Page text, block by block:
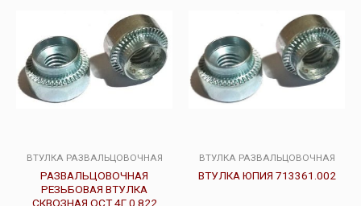
ВТУЛКА РАЗВАЛЬЦОВОЧНАЯ
РАЗВАЛЬЦОВОЧНАЯ
РЕЗЬБОВАЯ ВТУЛКА
СКВОЗНАЯ ОСТ 4Г 0.822
ВТУЛКА РАЗВАЛЬЦОВОЧНАЯ
ВТУЛКА ЮПИЯ 713361.002